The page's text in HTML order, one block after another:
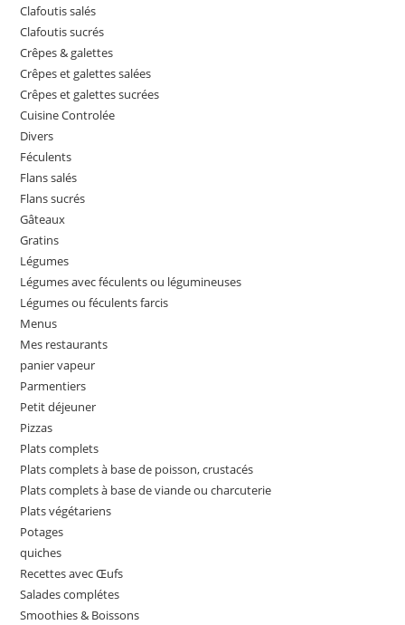
Clafoutis salés
Clafoutis sucrés
Crêpes & galettes
Crêpes et galettes salées
Crêpes et galettes sucrées
Cuisine Controlée
Divers
Féculents
Flans salés
Flans sucrés
Gâteaux
Gratins
Légumes
Légumes avec féculents ou légumineuses
Légumes ou féculents farcis
Menus
Mes restaurants
panier vapeur
Parmentiers
Petit déjeuner
Pizzas
Plats complets
Plats complets à base de poisson, crustacés
Plats complets à base de viande ou charcuterie
Plats végétariens
Potages
quiches
Recettes avec Œufs
Salades complétes
Smoothies & Boissons